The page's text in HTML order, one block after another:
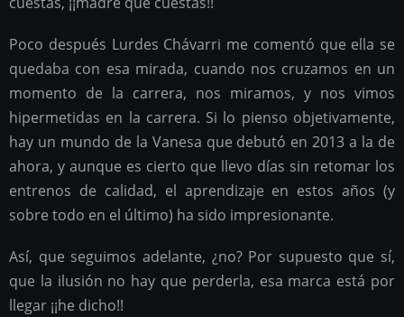
Poco después Lurdes Chávarri me comentó que ella se
quedaba con esa mirada, cuando nos cruzamos en un
momento de la carrera, nos miramos, y nos vimos
hipermetidas en la carrera. Si lo pienso objetivamente,
hay un mundo de la Vanesa que debutó en 2013 a la de
ahora, y aunque es cierto que llevo días sin retomar los
entrenos de calidad, el aprendizaje en estos años (y
sobre todo en el último) ha sido impresionante.
Así, que seguimos adelante, ¿no? Por supuesto que sí,
que la ilusión no hay que perderla, esa marca está por
llegar ¡¡he dicho!!